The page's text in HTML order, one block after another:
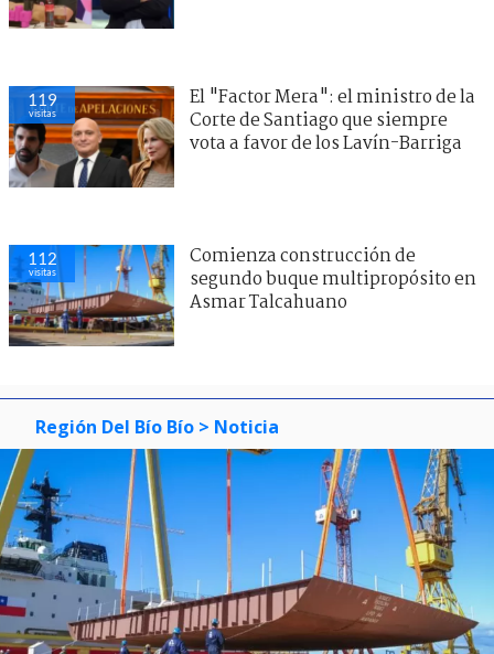
119
visitas
El "Factor Mera": el ministro de la
Corte de Santiago que siempre
vota a favor de los Lavín-Barriga
112
visitas
Comienza construcción de
segundo buque multipropósito en
Asmar Talcahuano
Región Del Bío Bío > Noticia